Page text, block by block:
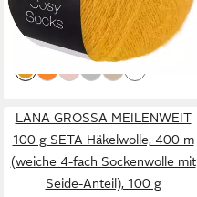
waschmaschinenfest), 100 g
ab 9,90 €
(99,00 €/ 1 kg)
lieferbar - in 3-4 Werktagen bei dir
LANA GROSSA MEILENWEIT
100 g SETA Häkelwolle, 400 m
(weiche 4-fach Sockenwolle mit
Seide-Anteil), 100 g